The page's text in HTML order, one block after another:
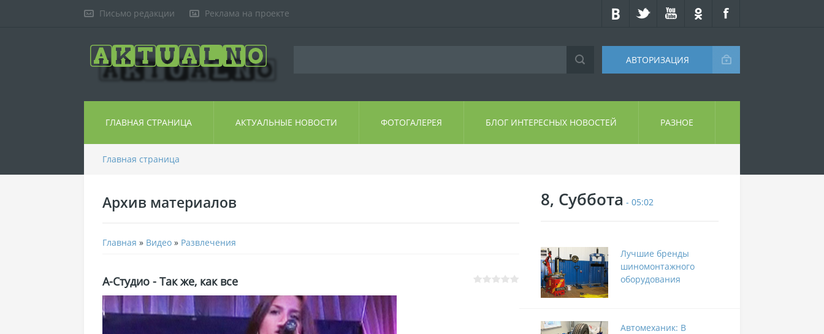
Письмо редакции Реклама на проекте
АВТОРИЗАЦИЯ
ГЛАВНАЯ СТРАНИЦА АКТУАЛЬНЫЕ НОВОСТИ ФОТОГАЛЕРЕЯ БЛОГ ИНТЕРЕСНЫХ НОВОСТЕЙ РАЗНОЕ
Главная страница
Архив материалов
Главная » Видео » Развлечения
А-Cтудио - Так же, как все
8, Суббота - 05:02
Лучшие бренды
шиномонтажного
оборудования
Автомеханик: В